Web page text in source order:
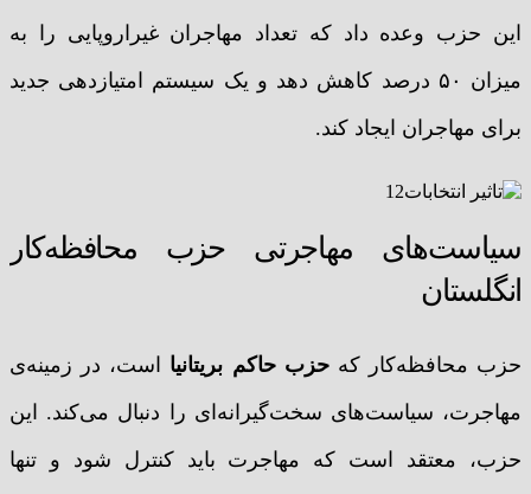
این حزب وعده داد که تعداد مهاجران غیراروپایی را به
میزان ۵۰ درصد کاهش دهد و یک سیستم امتیازدهی جدید
برای مهاجران ایجاد کند.
سیاست‌های مهاجرتی حزب محافظه‌کار
انگلستان
حزب محافظه‌کار کهحزب حاکم بریتانیا است، در زمینه‌ی
مهاجرت، سیاست‌های سخت‌گیرانه‌ای را دنبال می‌کند. این
حزب، معتقد است که مهاجرت باید کنترل شود و تنها